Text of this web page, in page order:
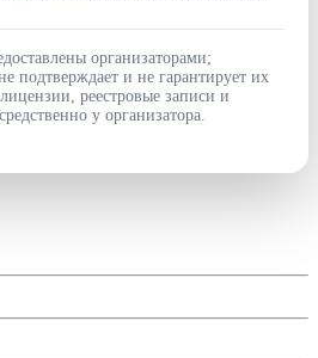
организаторами;
подтверждает и не гарантирует их
реестровые записи и
у организатора.